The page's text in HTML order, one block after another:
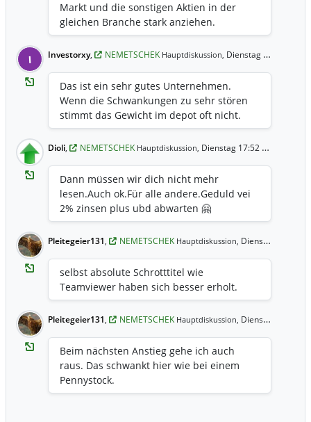
Markt und die sonstigen Aktien in der
gleichen Branche stark anziehen.
I Investorxy, NEMETSCHEK Hauptdiskussion, Dienstag 18:03 Uhr
Das ist ein sehr gutes Unternehmen.
Wenn die Schwankungen zu sehr stören
stimmt das Gewicht im depot oft nicht.
Dioli, NEMETSCHEK Hauptdiskussion, Dienstag 17:52 Uhr
Dann müssen wir dich nicht mehr
lesen.Auch ok.Für alle andere.Geduld vei
2% zinsen plus ubd abwarten 🤗
Pleitegeier131, NEMETSCHEK Hauptdiskussion, Dienstag 15:26 Uhr
selbst absolute Schrotttitel wie
Teamviewer haben sich besser erholt.
Pleitegeier131, NEMETSCHEK Hauptdiskussion, Dienstag 15:25 Uhr
Beim nächsten Anstieg gehe ich auch
raus. Das schwankt hier wie bei einem
Pennystock.